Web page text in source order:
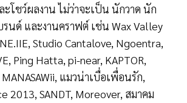
โชว์ผลงาน ไม่ว่าจะเป็น นักวาด นัก
นด์ และงานคราฟต์ เช่น Wax Valley
Studio Cantalove, Ngoentra,
Ping Hatta, pi-near, KAPTOR,
MANASAWii, แมวน่าเบื่อเพื่อนรัก,
2013, SANDT, Moreover, สมาคม